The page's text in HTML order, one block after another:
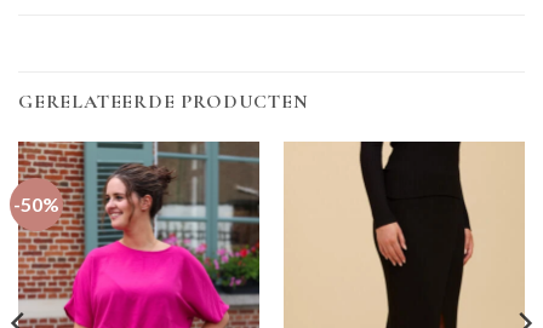
GERELATEERDE PRODUCTEN
-50%